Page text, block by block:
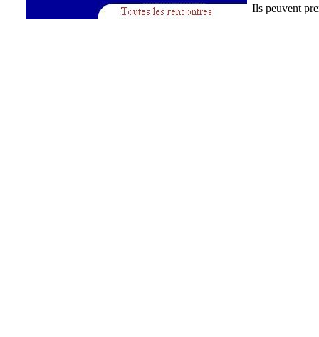
Ils peuvent